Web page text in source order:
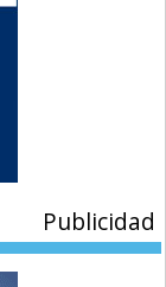
Publicidad